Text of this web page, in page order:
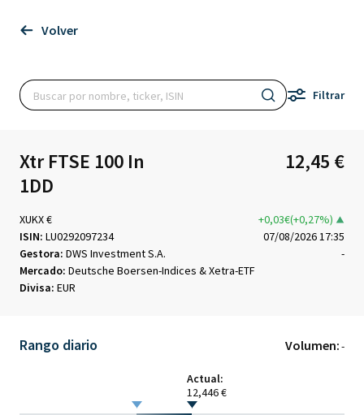
Volver
Filtrar
Xtr FTSE 100 In
1DD
12,45 €
XUKX €
+0,03€(+0,27%)
ISIN: LU0292097234
07/08/2026 17:35
Gestora: DWS Investment S.A.
-
Mercado: Deutsche Boersen-Indices & Xetra-ETF
Divisa: EUR
Rango diario Volumen:-
Actual:
12,446 €